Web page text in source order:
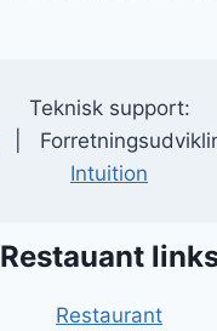
Teknisk support:
|
Intuition
Restauant
Restaurant